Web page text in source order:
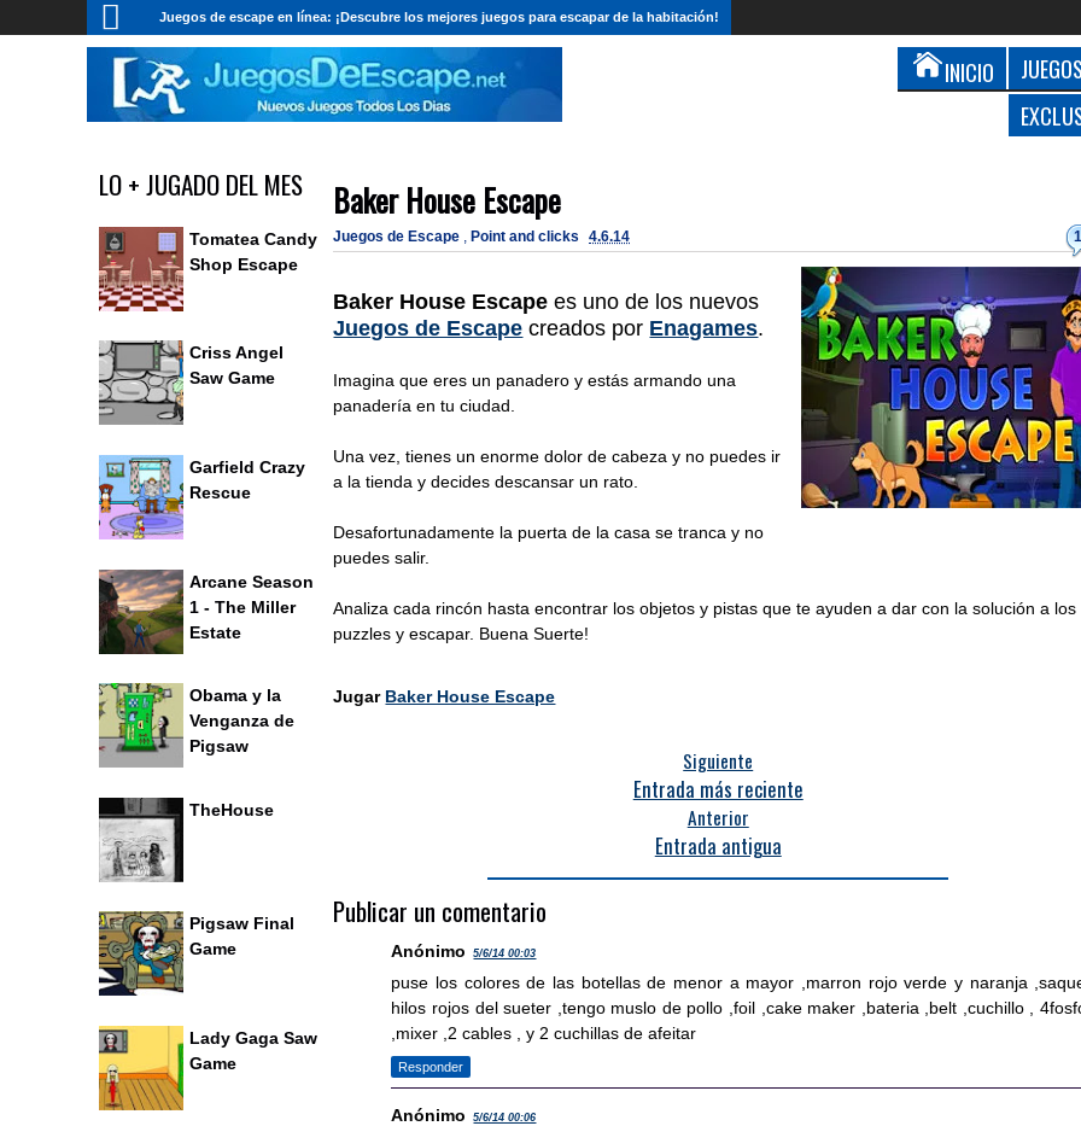
Juegos de escape en línea: ¡Descubre los mejores juegos para escapar de la habitación!
INICIO
Baker House Escape
Juegos de Escape , Point and clicks 4.6.14
Baker House Escape es uno de los nuevos
Juegos de Escape creados por Enagames.
Imagina que eres un panadero y estás armando una
panadería en tu ciudad.
Una vez, tienes un enorme dolor de cabeza y no puedes ir
a la tienda y decides descansar un rato.
Desafortunadamente la puerta de la casa se tranca y no
puedes salir.
Analiza cada rincón hasta encontrar los objetos y pistas que te ayuden a dar con la solución a los
puzzles y escapar. Buena Suerte!
Jugar Baker House Escape
Siguiente
Entrada más reciente
Anterior
Entrada antigua
Publicar un comentario
Anónimo 5/6/14 00:03
puse los colores de las botellas de menor a mayor ,marron rojo verde y naranja
hilos rojos del sueter ,tengo muslo de pollo ,foil ,cake maker ,bateria ,belt ,cuchillo ,
,mixer ,2 cables , y 2 cuchillas de afeitar
Responder
Anónimo 5/6/14 00:06
LO + JUGADO DEL MES
Tomatea Candy
Shop Escape
Criss Angel
Saw Game
Garfield Crazy
Rescue
Arcane Season
1 - The Miller
Estate
Obama y la
Venganza de
Pigsaw
TheHouse
Pigsaw Final
Game
Lady Gaga Saw
Game